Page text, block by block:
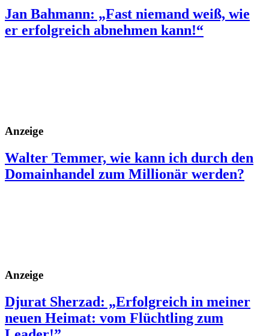
Jan Bahmann: „Fast niemand weiß, wie
er erfolgreich abnehmen kann!“
Anzeige
Walter Temmer, wie kann ich durch den
Domainhandel zum Millionär werden?
Anzeige
Djurat Sherzad: „Erfolgreich in meiner
neuen Heimat: vom Flüchtling zum